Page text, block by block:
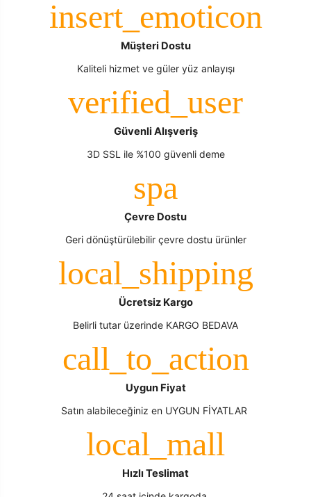
Müşteri Dostu
Kaliteli hizmet ve güler yüz anlayışı
Güvenli Alışveriş
3D SSL ile %100 güvenli deme
Çevre Dostu
Geri dönüştürülebilir çevre dostu ürünler
Ücretsiz Kargo
Belirli tutar üzerinde KARGO BEDAVA
Uygun Fiyat
Satın alabileceğiniz en UYGUN FİYATLAR
Hızlı Teslimat